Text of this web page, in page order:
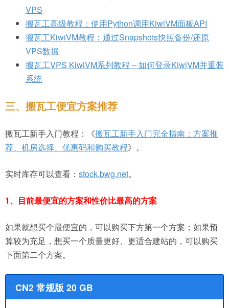
VPS
搬瓦工高级教程：使用Python调用KiwiVM面板API
搬瓦工KiwiVM教程：通过Snapshots快照备份/还原
VPS数据
搬瓦工VPS KiwiVM系列教程 – 如何登录KiwiVM并重装
系统
三、搬瓦工便宜方案推荐
搬瓦工新手入门教程：《搬瓦工新手入门完全指南：方案推
荐、机房选择、优惠码和购买教程》。
实时库存可以查看： stock.bwg.net。
1、目前最便宜的方案和性价比最高的方案
如果就想买个最便宜的，可以购买下方第一个方案；如果预
算较为充足，想买一个质量更好、更适合建站的，可以购买
下面第二个方案。
CN2 常规版 20 GB